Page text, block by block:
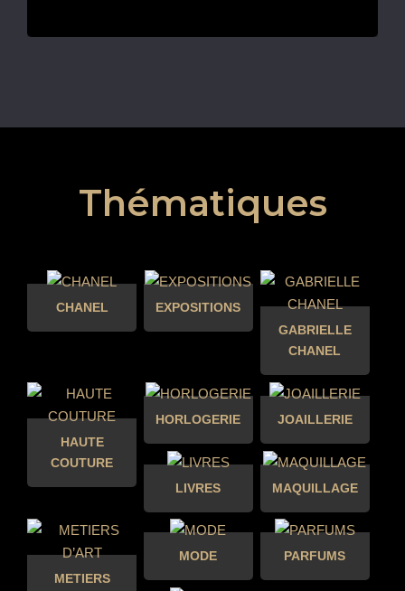
Thématiques
CHANEL
EXPOSITIONS
GABRIELLE
CHANEL
HAUTE
COUTURE
HORLOGERIE JOAILLERIE
LIVRES MAQUILLAGE
METIERS
MODE PARFUMS